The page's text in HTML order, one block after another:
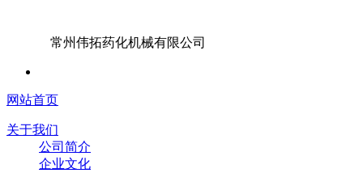
常州伟拓药化机械有限公司
网站首页
关于我们
公司简介
企业文化